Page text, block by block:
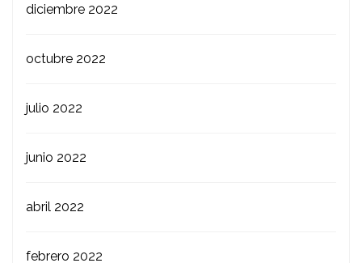
diciembre 2022
octubre 2022
julio 2022
junio 2022
abril 2022
febrero 2022